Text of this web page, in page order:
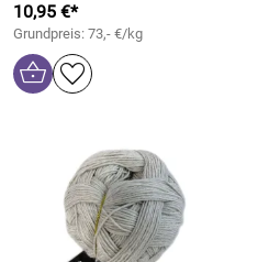
10,95 €*
Grundpreis: 73,- €/kg